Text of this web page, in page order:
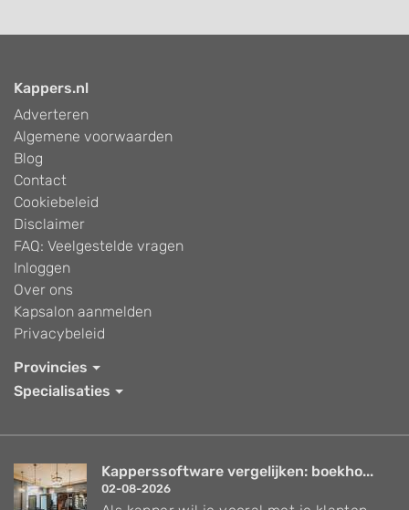
Kappers.nl
Adverteren
Algemene voorwaarden
Blog
Contact
Cookiebeleid
Disclaimer
FAQ: Veelgestelde vragen
Inloggen
Over ons
Kapsalon aanmelden
Privacybeleid
Provincies
Specialisaties
Kapperssoftware vergelijken: boekho...
02-08-2026